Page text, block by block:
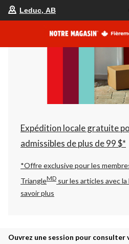
est
AB,
à
Leduc, AB
Expédition locale gratuite
admissibles de plus de 99 $*
*Offre exclusive pour les
TriangleMD sur les articles avec
savoir plus
Ouvrez une session pour consulter